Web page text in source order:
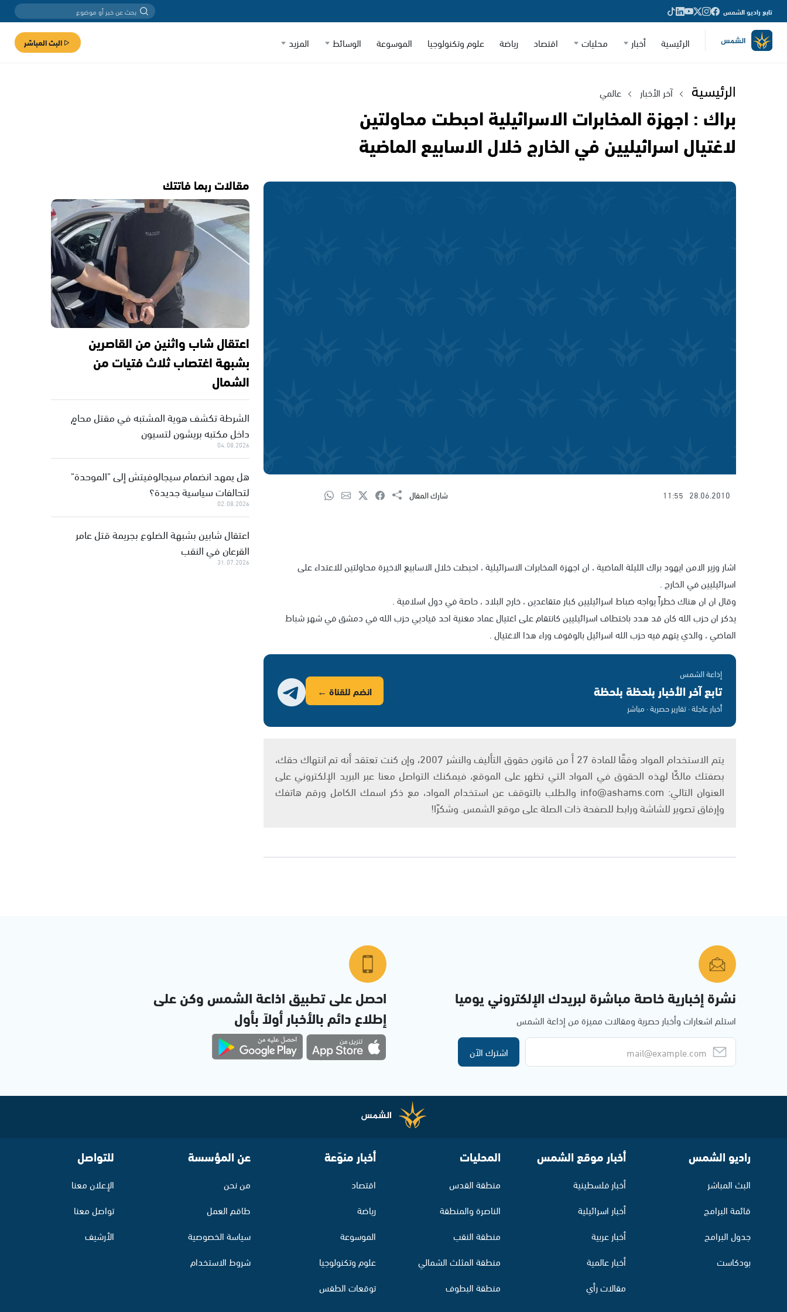
تابع راديو الشمس
الرئيسية أخبار محليات اقتصاد رياضة علوم وتكنولوجيا الموسوعة الوسائط المزيد البث المباشر
الرئيسية آخر الأخبار عالمي
براك : اجهزة المخابرات الاسرائيلية احبطت محاولتين
لاغتيال اسرائيليين في الخارج خلال الاسابيع الماضية
28.06.2010
11:55 شارك المقال
اشار وزير الامن ايهود براك الليلة الماضية ، ان اجهزة المخابرات الاسرائيلية ، احبطت خلال الاسابيع الاخيرة محاولتين للاعتداء على
اسرائيليين في الخارج .
وقال ان ان هناك خطراً يواجه ضباط اسرائيليين كبار متقاعدين ، خارج البلاد ، حاصة في دول اسلامية .
يذكر ان حزب الله كان قد هدد باختطاف اسرائيليين كانتقام على اغتيال عماد مغنية احد قياديي حزب الله في دمشق في شهر شباط
الماضي ، والذي يتهم فيه حزب الله اسرائيل بالوقوف وراء هذا الاغتيال .
إذاعة الشمس
تابع آخر الأخبار بلحظة بلحظة
أخبار عاجلة · تقارير حصرية · مباشر
انضم للقناة ←
يتم الاستخدام المواد وفقًا للمادة 27 أ من قانون حقوق التأليف والنشر 2007، وإن كنت تعتقد أنه تم انتهاك حقك،
بصفتك مالكًا لهذه الحقوق في المواد التي تظهر على الموقع، فيمكنك التواصل معنا عبر البريد الإلكتروني على
العنوان التالي: info@ashams.com والطلب بالتوقف عن استخدام المواد، مع ذكر اسمك الكامل ورقم هاتفك
وإرفاق تصوير للشاشة ورابط للصفحة ذات الصلة على موقع الشمس. وشكرًا!
مقالات ربما فاتتك
اعتقال شاب واثنين من القاصرين
بشبهة اغتصاب ثلاث فتيات من
الشمال
الشرطة تكشف هوية المشتبه في مقتل محامٍ
داخل مكتبه بريشون لتسيون
04.08.2026
هل يمهد انضمام سيجالوفيتش إلى "الموحدة"
لتحالفات سياسية جديدة؟
02.08.2026
اعتقال شابين بشبهة الضلوع بجريمة قتل عامر
القرعان في النقب
31.07.2026
نشرة إخبارية خاصة مباشرة لبريدك الإلكتروني يوميا
استلم اشعارات وأخبار حصرية ومقالات مميزة من إذاعة الشمس
اشترك الآن
احصل على تطبيق اذاعة الشمس وكن على
إطلاع دائم بالأخبار أولاً بأول
راديو الشمس
البث المباشر
قائمة البرامج
جدول البرامج
بودكاست
أخبار موقع الشمس
أخبار فلسطينية
أخبار اسرائيلية
أخبار عربية
أخبار عالمية
مقالات رأي
المحليات
منطقة القدس
الناصرة والمنطقة
منطقة النقب
منطقة المثلث الشمالي
منطقة البطوف
أخبار منوّعة
اقتصاد
رياضة
الموسوعة
علوم وتكنولوجيا
توقعات الطقس
عن المؤسسة
من نحن
طاقم العمل
سياسة الخصوصية
شروط الاستخدام
للتواصل
الإعلان معنا
تواصل معنا
الأرشيف